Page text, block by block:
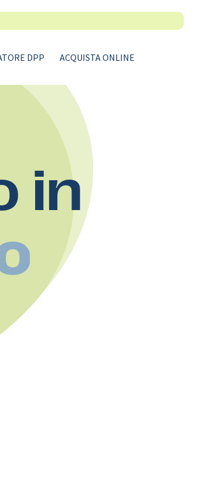
DPP ACQUISTA ONLINE
in